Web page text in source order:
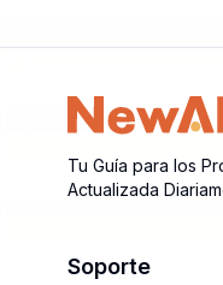
Tu Guía para los
Actualizada
Soporte